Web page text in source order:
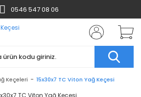
0546 547 08 06
Keçeleri 15x30x7 TC Viton Yağ Keçesi